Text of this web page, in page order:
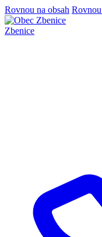
Rovnou na obsah
Zbenice